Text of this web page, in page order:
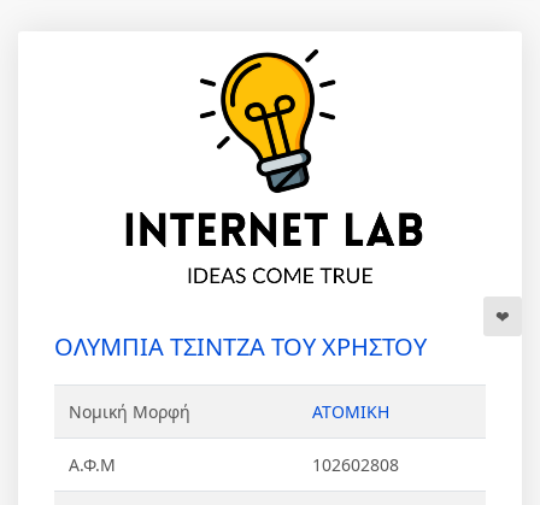
ΟΛΥΜΠΙΑ ΤΣΙΝΤΖΑ ΤΟΥ ΧΡΗΣΤΟΥ
Νομική Μορφή ΑΤΟΜΙΚΗ
Α.Φ.Μ 102602808